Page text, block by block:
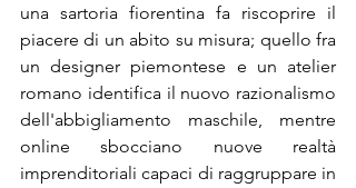
una sartoria fiorentina fa riscoprire il
piacere di un abito su misura; quello fra
un designer piemontese e un atelier
romano identifica il nuovo razionalismo
dell'abbigliamento maschile, mentre
online sbocciano nuove realtà
imprenditoriali capaci di raggruppare in